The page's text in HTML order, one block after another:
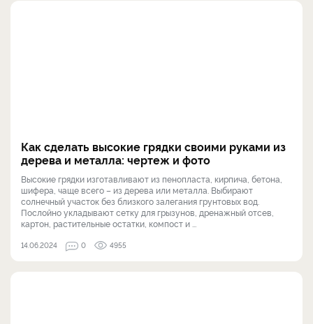
Как сделать высокие грядки своими руками из
дерева и металла: чертеж и фото
Высокие грядки изготавливают из пенопласта, кирпича, бетона,
шифера, чаще всего – из дерева или металла. Выбирают
солнечный участок без близкого залегания грунтовых вод.
Послойно укладывают сетку для грызунов, дренажный отсев,
картон, растительные остатки, компост и ...
14.06.2024 0 4955